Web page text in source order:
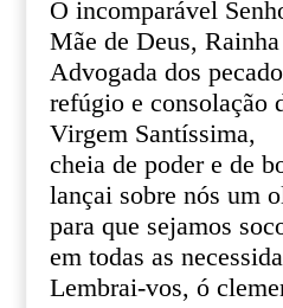
Ó incomparável
Mãe de Deus,
Advogada dos
refúgio e consolação
Virgem Santíssima,
cheia de poder e de
lançai sobre nós um
para que sejamos
em todas as
Lembrai-vos, ó